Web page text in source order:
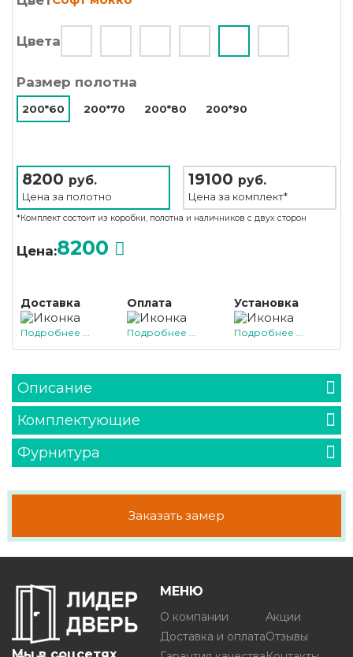
Цвета
Размер полотна
200*60 200*70 200*80 200*90
8200 руб.
Цена за полотно
19100 руб.
Цена за комплект*
*Комплект состоит из коробки, полотна и наличников с двух сторон
Цена:8200
Доставка
Подробнее ...
Оплата
Подробнее ...
Установка
Подробнее ...
Описание
Комплектующие
Фурнитура
Заказать замер
МЕНЮ
О компании
Доставка и оплата
Акции
Отзывы